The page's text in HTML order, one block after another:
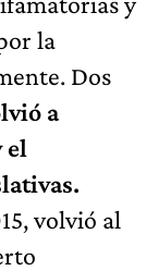
la
Dos
a
el
volvió al